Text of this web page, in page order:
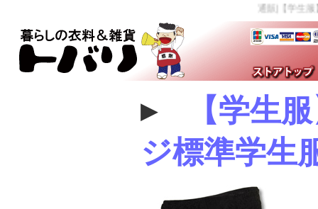
通販|【学生服】
▸
【学生
ジ標準学生